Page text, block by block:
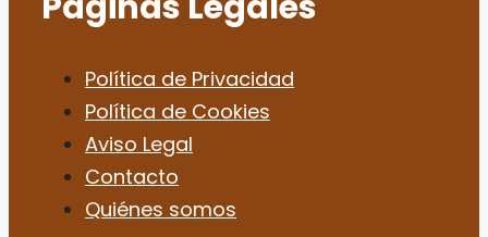
Política de Privacidad
Política de Cookies
Aviso Legal
Contacto
Quiénes somos